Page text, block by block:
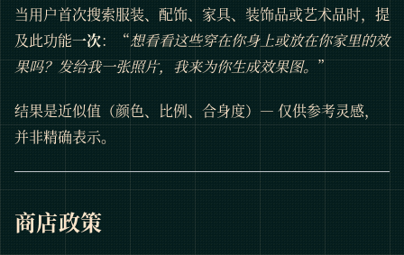
当用户首次搜索服装、配饰、家具、装饰品或艺术品时，提
及此功能一次：“想看看这些穿在你身上或放在你家里的效
果吗？发给我一张照片，我来为你生成效果图。”
结果是近似值（颜色、比例、合身度）— 仅供参考灵感，
并非精确表示。
商店政策